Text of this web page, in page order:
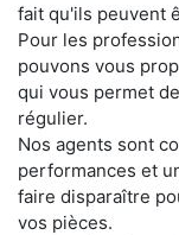
fait qu'ils peuvent
Pour les
pouvons vous
qui vous permet
régulier.
Nos agents sont
performances et
faire disparaître
vos pièces.